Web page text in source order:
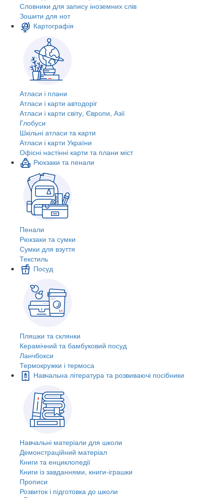
Словники для запису іноземних слів
Зошити для нот
Картографія
Атласи і плани
Атласи і карти автодоріг
Атласи і карти світу, Європи, Азії
Глобуси
Шкільні атласи та карти
Атласи і карти України
Офісні настінні карти та плани міст
Рюкзаки та пенали
Пенали
Рюкзаки та сумки
Сумки для взуття
Текстиль
Посуд
Пляшки та склянки
Керамічний та бамбуковий посуд
Ланчбокси
Термокружки і термоса
Навчальна література та розвиваючі посібники
Навчальні матеріали для школи
Демонстраційний матеріал
Книги та енциклопедії
Книги із завданнями, книги-іграшки
Прописи
Розвиток і підготовка до школи